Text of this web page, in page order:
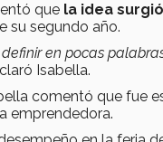
que la idea
su segundo año.
definir en pocas
Isabella.
comentó que fue
emprendedora.